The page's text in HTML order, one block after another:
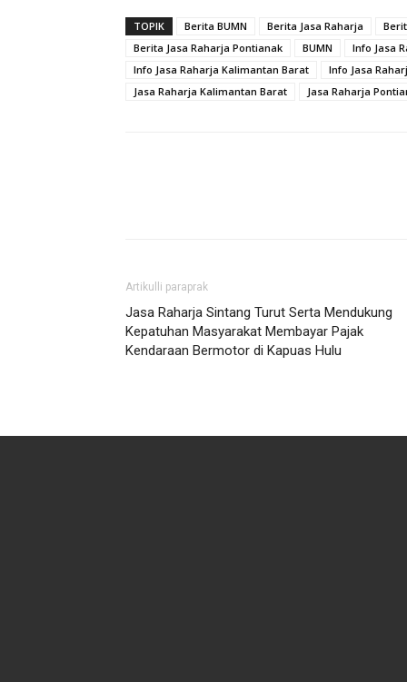
TOPIK Berita BUMN Berita Jasa Raharja
Berita Jasa Raharja Pontianak
BUMN Info Jasa
Info Jasa Raharja Kalimantan Barat
Info Jasa
Jasa Raharja Kalimantan Barat
Jasa Raharja
Artikulli paraprak
Jasa Raharja Sintang Turut Serta Mendukung
Kepatuhan Masyarakat Membayar Pajak
Kendaraan Bermotor di Kapuas Hulu